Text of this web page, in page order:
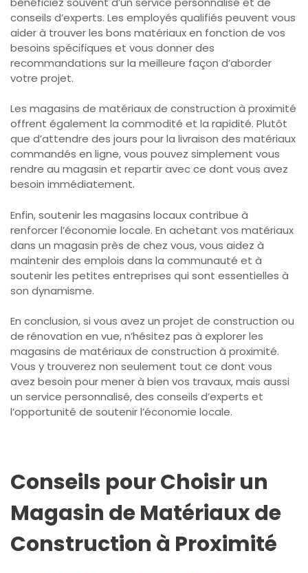
conseils d’experts. Les employés qualifiés peuvent vous
aider à trouver les bons matériaux en fonction de vos
besoins spécifiques et vous donner des
recommandations sur la meilleure façon d’aborder
votre projet.
Les magasins de matériaux de construction à proximité
offrent également la commodité et la rapidité. Plutôt
que d’attendre des jours pour la livraison des matériaux
commandés en ligne, vous pouvez simplement vous
rendre au magasin et repartir avec ce dont vous avez
besoin immédiatement.
Enfin, soutenir les magasins locaux contribue à
renforcer l’économie locale. En achetant vos matériaux
dans un magasin près de chez vous, vous aidez à
maintenir des emplois dans la communauté et à
soutenir les petites entreprises qui sont essentielles à
son dynamisme.
En conclusion, si vous avez un projet de construction ou
de rénovation en vue, n’hésitez pas à explorer les
magasins de matériaux de construction à proximité.
Vous y trouverez non seulement tout ce dont vous
avez besoin pour mener à bien vos travaux, mais aussi
un service personnalisé, des conseils d’experts et
l’opportunité de soutenir l’économie locale.
Conseils pour Choisir un
Magasin de Matériaux de
Construction à Proximité